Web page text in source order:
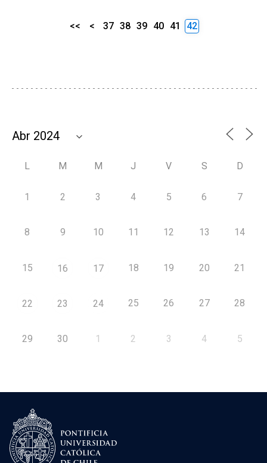
<< < 37 38 39 40 41 42
L M M J V S D
1 2 3 4 5 6 7
8 9 10 11 12 13 14
15 16 17 18 19 20 21
22 23 24 25 26 27 28
29 30 1 2 3 4 5